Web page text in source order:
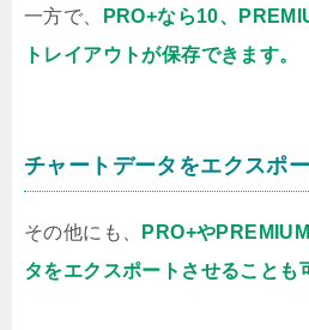
一方で、
PRO+なら10、
トレイアウトが保存できます。
チャートデータをエクスポ
その他にも、
PRO+や
タをエクスポートさせることも